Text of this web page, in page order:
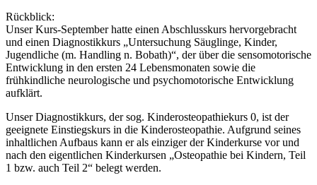
Rückblick:
Unser Kurs-September hatte einen Abschlusskurs hervorgebracht
und einen Diagnostikkurs „Untersuchung Säuglinge, Kinder,
Jugendliche (m. Handling n. Bobath)“, der über die sensomotorische
Entwicklung in den ersten 24 Lebensmonaten sowie die
frühkindliche neurologische und psychomotorische Entwicklung
aufklärt.
Unser Diagnostikkurs, der sog. Kinderosteopathiekurs 0, ist der
geeignete Einstiegskurs in die Kinderosteopathie. Aufgrund seines
inhaltlichen Aufbaus kann er als einziger der Kinderkurse vor und
nach den eigentlichen Kinderkursen „Osteopathie bei Kindern, Teil
1 bzw. auch Teil 2“ belegt werden.